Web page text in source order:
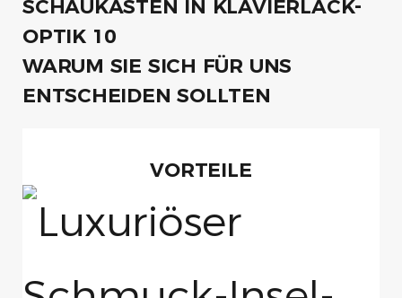
WARUM SIE SICH FÜR UNS
ENTSCHEIDEN SOLLTEN
VORTEILE